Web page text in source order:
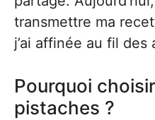
transmettre ma
j’ai affinée au fil des
Pourquoi
pistaches ?